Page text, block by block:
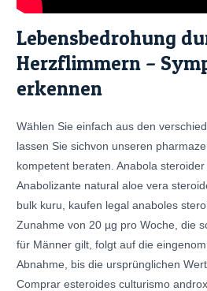
Lebensbedrohung
Herzflimmern –
erkennen
Wählen Sie einfach aus den
lassen Sie sichvon unseren
kompetent beraten. Anabola steroider
Anabolizante natural aloe vera
bulk kuru, kaufen legal anaboles
Zunahme von 20 µg pro Woche, die
für Männer gilt, folgt auf die
Abnahme, bis die ursprünglichen
Comprar esteroides culturismo